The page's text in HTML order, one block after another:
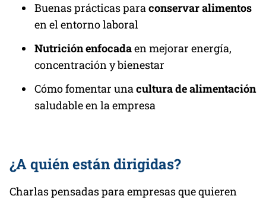
Buenas prácticas paraconservar alimentos
en el entorno laboral
Nutrición enfocadaen mejorar energía,
concentración y bienestar
Cómo fomentar unacultura de alimentación
saludable en la empresa
¿A quién están dirigidas?
Charlas pensadas para empresas que quieren